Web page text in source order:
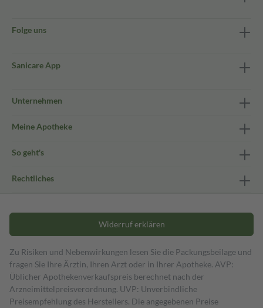
Folge uns
Sanicare App
Unternehmen
Meine Apotheke
So geht's
Rechtliches
Widerruf erklären
Zu Risiken und Nebenwirkungen lesen Sie die Packungsbeilage und
fragen Sie Ihre Ärztin, Ihren Arzt oder in Ihrer Apotheke. AVP:
Üblicher Apothekenverkaufspreis berechnet nach der
Arzneimittelpreisverordnung. UVP: Unverbindliche
Preisempfehlung des Herstellers. Die angegebenen Preise